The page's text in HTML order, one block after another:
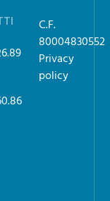
C.F.
80004830552
Privacy
policy